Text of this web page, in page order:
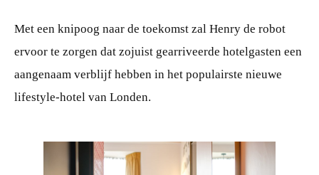
Met een knipoog naar de toekomst zal Henry de robot
ervoor te zorgen dat zojuist gearriveerde hotelgasten een
aangenaam verblijf hebben in het populairste nieuwe
lifestyle-hotel van Londen.